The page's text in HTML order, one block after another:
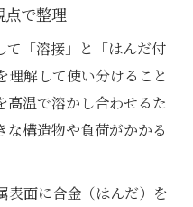
で整理
「溶接」と「はんだ付
理解して使い分けること
高温で溶かし合わせるた
な構造物や負荷がかかる
表面に合金（はんだ）を